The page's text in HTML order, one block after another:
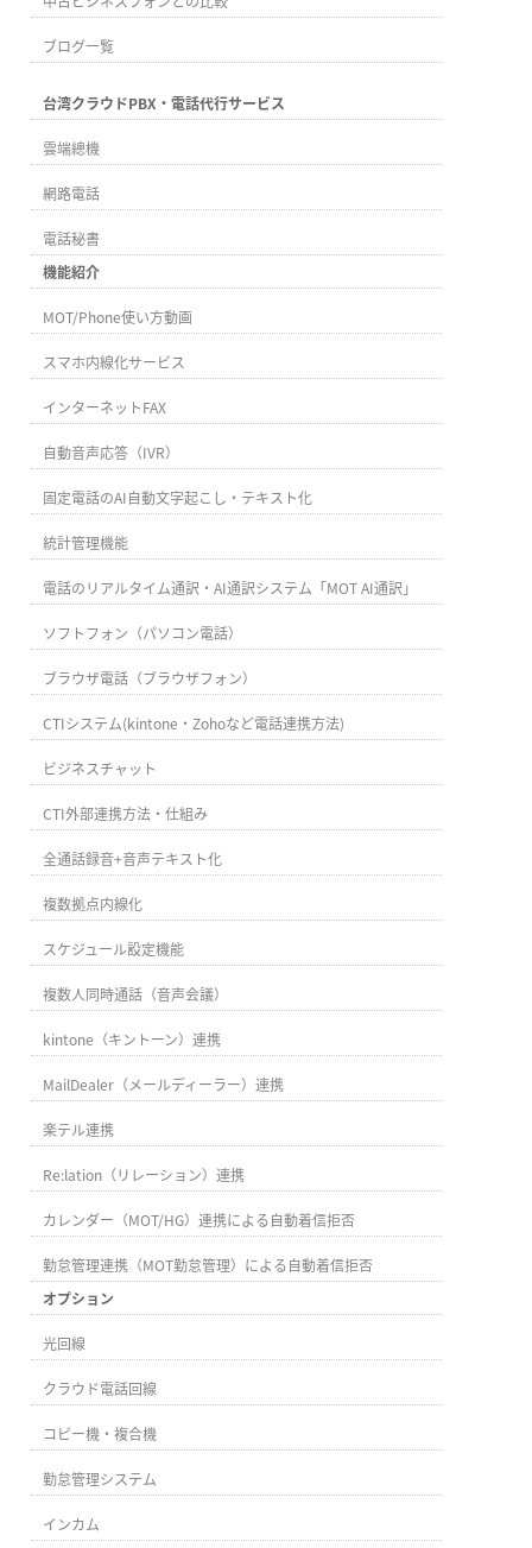
ブログ一覧
台湾クラウドPBX・電話代行サービス
雲端總機
網路電話
電話秘書
機能紹介
MOT/Phone使い方動画
スマホ内線化サービス
インターネットFAX
自動音声応答（IVR）
固定電話のAI自動文字起こし・テキスト化
統計管理機能
電話のリアルタイム通訳・AI通訳システム「MOT AI通訳」
ソフトフォン（パソコン電話）
ブラウザ電話（ブラウザフォン）
CTIシステム(kintone・Zohoなど電話連携方法)
ビジネスチャット
CTI外部連携方法・仕組み
全通話録音+音声テキスト化
複数拠点内線化
スケジュール設定機能
複数人同時通話（音声会議）
kintone（キントーン）連携
MailDealer（メールディーラー）連携
楽テル連携
Re:lation（リレーション）連携
カレンダー（MOT/HG）連携による自動着信拒否
勤怠管理連携（MOT勤怠管理）による自動着信拒否
オプション
光回線
クラウド電話回線
コピー機・複合機
勤怠管理システム
インカム